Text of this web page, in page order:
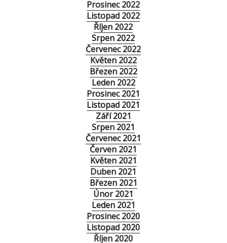
Prosinec 2022
Listopad 2022
Říjen 2022
Srpen 2022
Červenec 2022
Květen 2022
Březen 2022
Leden 2022
Prosinec 2021
Listopad 2021
Září 2021
Srpen 2021
Červenec 2021
Červen 2021
Květen 2021
Duben 2021
Březen 2021
Únor 2021
Leden 2021
Prosinec 2020
Listopad 2020
Říjen 2020